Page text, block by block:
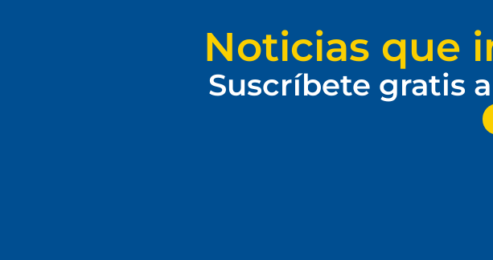
Noticias que
Suscríbete gratis